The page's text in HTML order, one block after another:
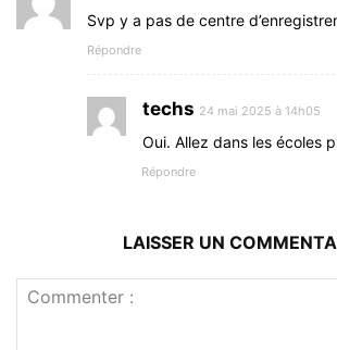
Svp y a pas de centre
Répondre
techs 24 mai 2025 à 14h05
Oui. Allez dans les écoles
Répondre
LAISSER UN